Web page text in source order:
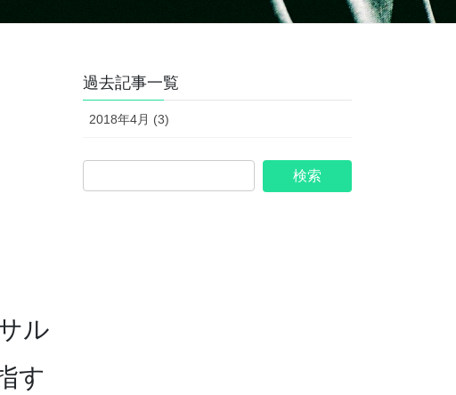
ル
す
過去記事一覧
2018年4月 (3)